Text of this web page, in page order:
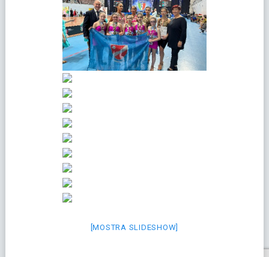
[MOSTRA SLIDESHOW]